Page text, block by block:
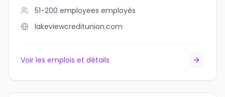
51-200 employees employés
lakeviewcreditunion.com
Voir les emplois et détails